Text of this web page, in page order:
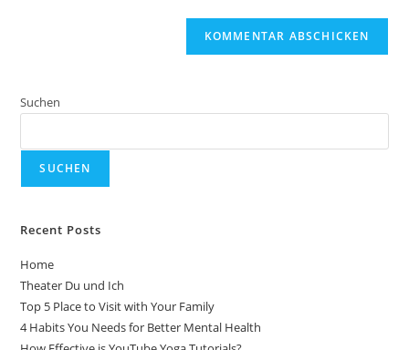
Suchen
SUCHEN
Recent Posts
Home
Theater Du und Ich
Top 5 Place to Visit with Your Family
4 Habits You Needs for Better Mental Health